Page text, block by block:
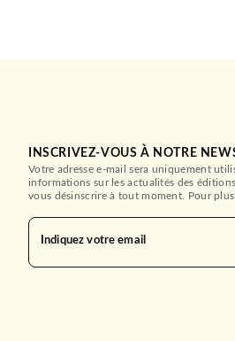
INSCRIVEZ-VOUS À NOTRE
Votre adresse e-mail sera uniquement
informations sur les actualités des
vous désinscrire à tout moment. Pour
Indiquez votre email